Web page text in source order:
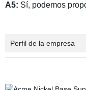
A5: Sí, podemos
Perfil de la empresa